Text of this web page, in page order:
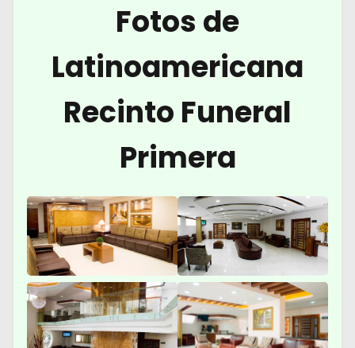
Fotos de
Latinoamericana
Recinto Funeral
Primera